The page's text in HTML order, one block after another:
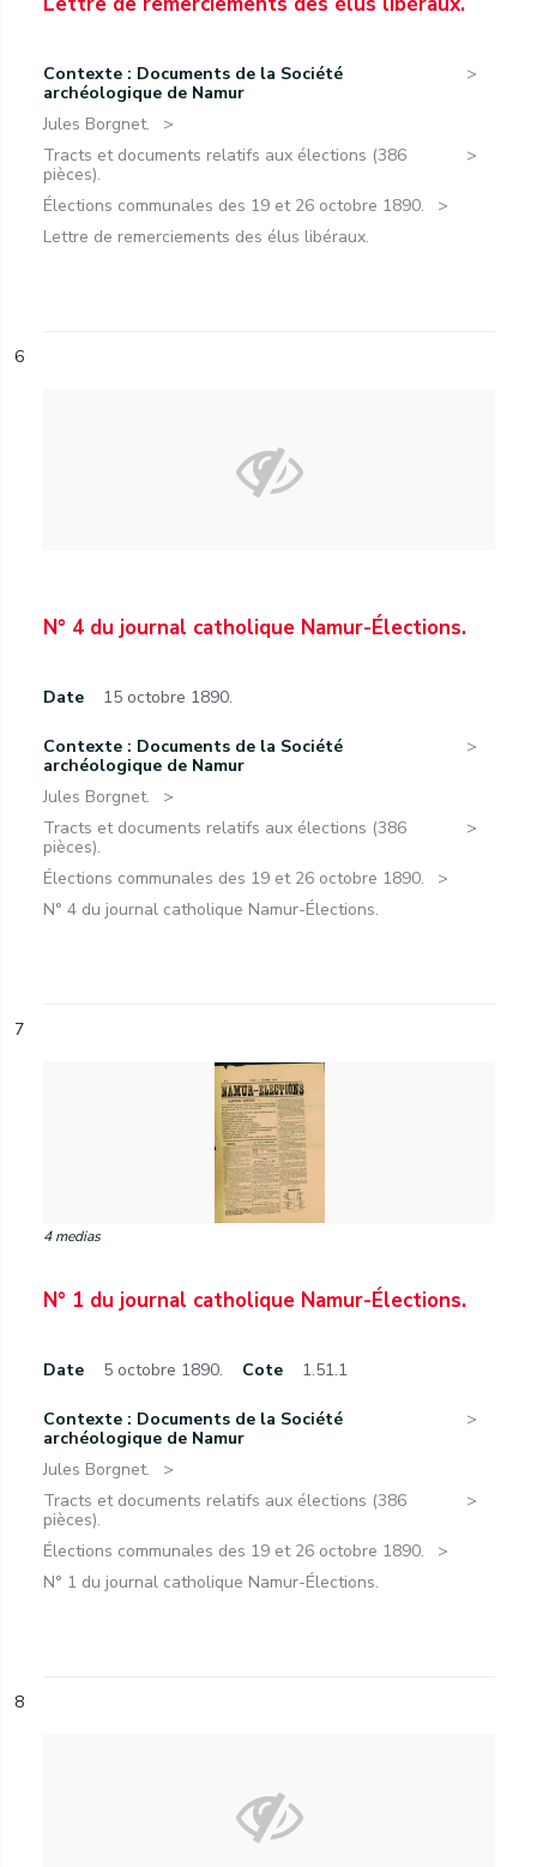
Contexte : Documents de la Société
archéologique de Namur
Jules Borgnet.
Tracts et documents relatifs aux élections (386
pièces).
Élections communales des 19 et 26 octobre 1890.
Lettre de remerciements des élus libéraux.
6
N° 4 du journal catholique Namur-Élections.
Date 15 octobre 1890.
Contexte : Documents de la Société
archéologique de Namur
Jules Borgnet.
Tracts et documents relatifs aux élections (386
pièces).
Élections communales des 19 et 26 octobre 1890.
N° 4 du journal catholique Namur-Élections.
7
4 medias
N° 1 du journal catholique Namur-Élections.
Date 5 octobre 1890. Cote 1.51.1
Contexte : Documents de la Société
archéologique de Namur
Jules Borgnet.
Tracts et documents relatifs aux élections (386
pièces).
Élections communales des 19 et 26 octobre 1890.
N° 1 du journal catholique Namur-Élections.
8